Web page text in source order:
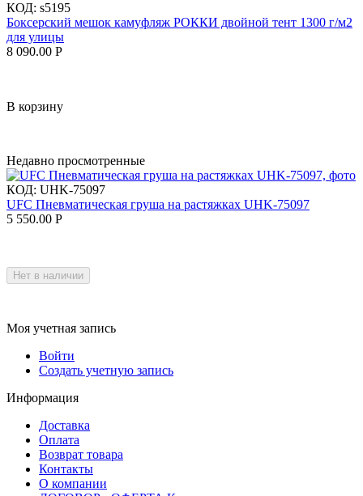
КОД: s5195
Боксерский мешок камуфляж РОККИ двойной тент 1300 г/м2
для улицы
8 090.00 Р
В корзину
Недавно просмотренные
КОД: UHK-75097
UFC Пневматическая груша на растяжках UHK-75097
5 550.00 Р
Нет в наличии
Моя учетная запись
Войти
Создать учетную запись
Информация
Доставка
Оплата
Возврат товара
Контакты
О компании